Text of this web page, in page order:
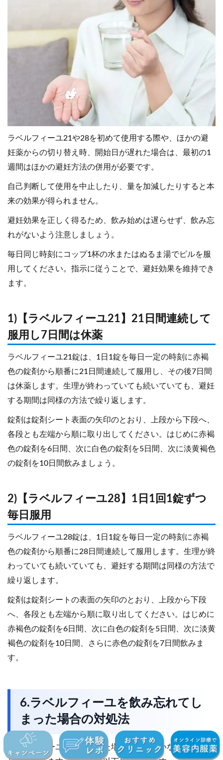
ラベルフィーユ21や28を初めて使用する際や、ほかの避
妊薬からの切り替え時、開始日が遅れた場合は、最初の1
週間はほかの避妊方法の併用が必要です。
自己判断して使用を中止したり、量を加減したりすると本
来の効果が得られません。
避妊効果を正しく得るため、飲み始めは遅らせず、飲み忘
れがないよう注意しましょう。
毎日同じ時刻にコップ1杯の水またはぬるま湯でピルを服
用してください。指示に従うことで、避妊効果を維持でき
ます。
1)【ラベルフィーユ21】21日間連続して
服用し7日間は休薬
ラベルフィーユ21錠は、1日1錠を毎日一定の時刻に赤褐
色の錠剤から順番に21日間連続して服用し、その後7日間
は休薬します。生理が終わっていても続いていても、避妊
する期間は同様の方法で繰り返します。
錠剤は錠剤シート表面の矢印のとおり、上段から下段へ、
各段とも左端から順に取り出してください。はじめに赤褐
色の錠剤を6日間、次に白色の錠剤を5日間、次に淡黄褐色
の錠剤を10日間飲みましょう。
2)【ラベルフィーユ28】1日1回1錠ずつ
毎日服用
ラベルフィーユ28錠は、1日1錠を毎日一定の時刻に赤褐
色の錠剤から順番に28日間連続して服用します。生理が終
わっていても続いていても、避妊する期間は同様の方法で
繰り返します。
錠剤は錠剤シートの表面の矢印のとおり、上段から下段
へ、各段とも左端から順に取り出してください。はじめに
赤褐色の錠剤を6日間、次に白色の錠剤を5日間、次に淡黄
褐色の錠剤を10日間、さらに赤色の錠剤を7日間飲みま
す。
6.ラベルフィーユを飲み忘れてし
まった場合の対処法
ラベルフィーユを飲み忘れた場合、飲んでいない日数に応